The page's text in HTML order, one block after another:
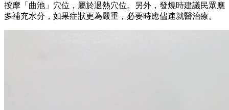
按摩「曲池」穴位，屬於退熱穴位。另外，發燒時建議民眾應
多補充水分，如果症狀更為嚴重，必要時應儘速就醫治療。